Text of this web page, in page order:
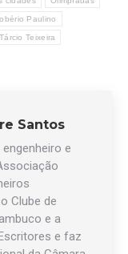
Paulino
Tárcio Teixeira
Santos
e
Clube de
e a
e faz